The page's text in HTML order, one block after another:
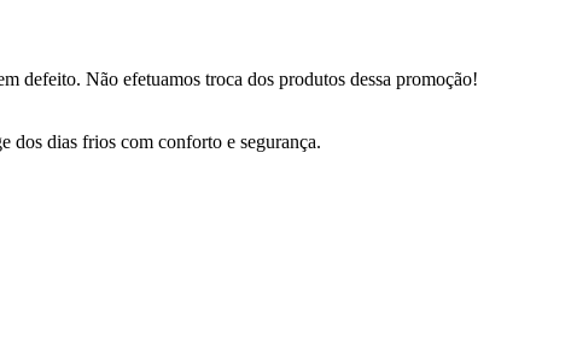
defeito. Não efetuamos troca dos produtos dessa promoção!
dos dias frios com conforto e segurança.